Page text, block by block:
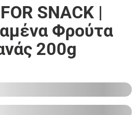
SNACK |
Φρούτα
200g